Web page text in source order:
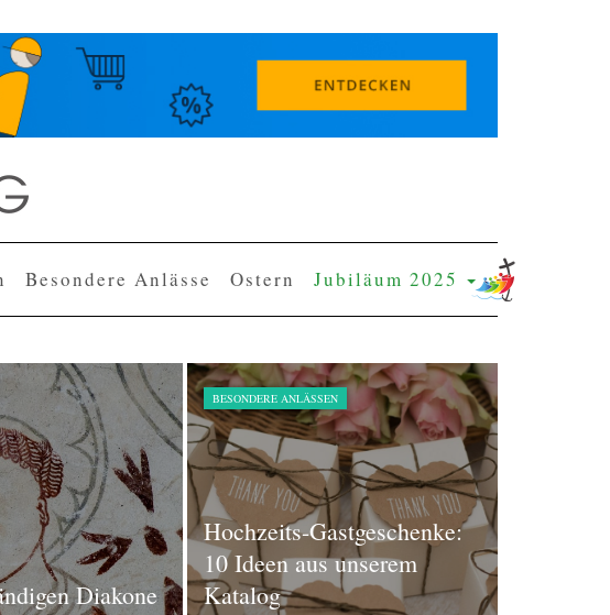
Besondere Anlässe Ostern Jubiläum 2025
Diakone
BESONDERE ANLÄSSEN
Hochzeits-Gastgeschenke:
10 Ideen aus unserem
Katalog